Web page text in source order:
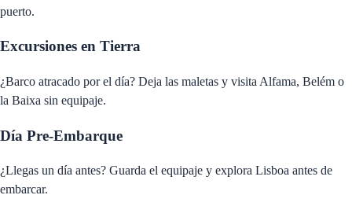
puerto.
Excursiones en Tierra
¿Barco atracado por el día? Deja las maletas y visita Alfama, Belém o
la Baixa sin equipaje.
Día Pre-Embarque
¿Llegas un día antes? Guarda el equipaje y explora Lisboa antes de
embarcar.